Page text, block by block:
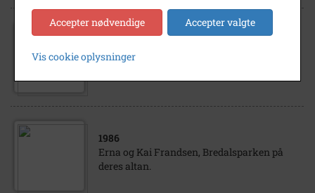
1986
Erna og Kai Frandsen, Bredalsparken på
1986
Erna og Kai Frandsen, Bredalsparken på
deres altan.
Accepter nødvendige Accepter valgte
Vis cookie oplysninger